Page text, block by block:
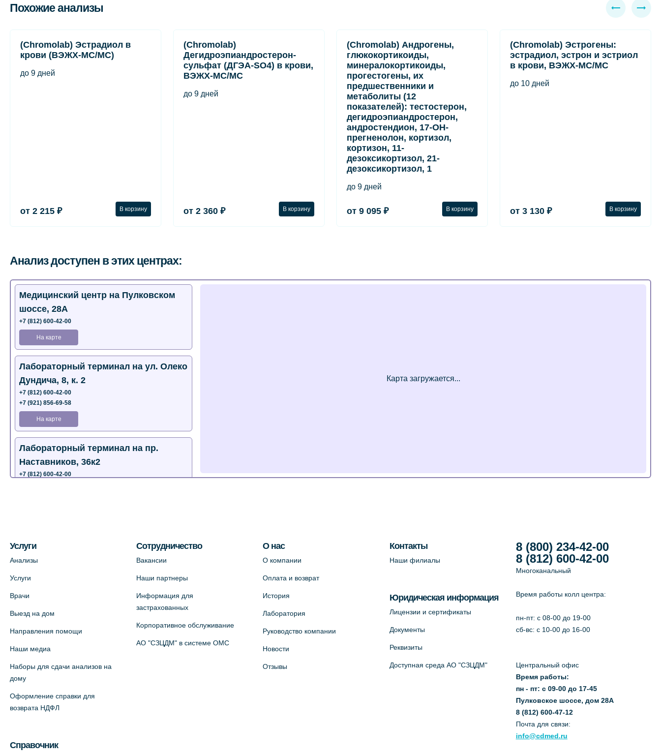
Похожие анализы
(Chromolab) Эстрадиол в
крови (ВЭЖХ-МС/МС)
до 9 дней
от 2 215 ₽ В корзину
(Chromolab)
Дегидроэпиандростерон-
сульфат (ДГЭА-SO4) в крови,
ВЭЖХ-МС/МС
до 9 дней
от 2 360 ₽ В корзину
(Chromolab) Андрогены,
глюкокортикоиды,
минералокортикоиды,
прогестогены, их
предшественники и
метаболиты (12
показателей): тестостерон,
дегидроэпиандростерон,
андростендион, 17-ОН-
прегненолон, кортизол,
кортизон, 11-
дезоксикортизол, 21-
дезоксикортизол, 1
до 9 дней
от 9 095 ₽ В корзину
(Chromolab) Эстрогены:
эстрадиол, эстрон и эстриол
в крови, ВЭЖХ-МС/МС
до 10 дней
от 3 130 ₽ В корзину
Анализ доступен в этих центрах:
Медицинский центр на Пулковском
шоссе, 28А
+7 (812) 600-42-00
На карте
Лабораторный терминал на ул. Олеко
Дундича, 8, к. 2
+7 (812) 600-42-00
+7 (921) 856-69-58
На карте
Лабораторный терминал на пр.
Наставников, 36к2
+7 (812) 600-42-00
Пестеля, 25А
Медицинский центр на Богатырском
пр., 4 (официальный партнер)
Медицинский центр на ул. Моисеенко,
+7 (812) 660-73-69
Медицинский центр на пр.
Услуги
Анализы
Услуги
Врачи
Выезд на дом
Направления помощи
Наши медиа
Наборы для сдачи анализов на
дому
Оформление справки для
возврата НДФЛ
Справочник
Сотрудничество
Вакансии
Наши партнеры
Информация для
застрахованных
Корпоративное обслуживание
АО "СЗЦДМ" в системе ОМС
О нас
О компании
Оплата и возврат
История
Лаборатория
Руководство компании
Новости
Отзывы
Контакты
Наши филиалы
Юридическая информация
Лицензии и сертификаты
Документы
Реквизиты
Доступная среда АО "СЗЦДМ"
8 (800) 234-42-00
8 (812) 600-42-00
Многоканальный
Время работы колл центра:
пн-пт: c 08-00 до 19-00
сб-вс: с 10-00 до 16-00
Центральный офис
Время работы:
пн - пт: с 09-00 до 17-45
Пулковское шоссе, дом 28А
8 (812) 600-47-12
Почта для связи:
info@cdmed.ru